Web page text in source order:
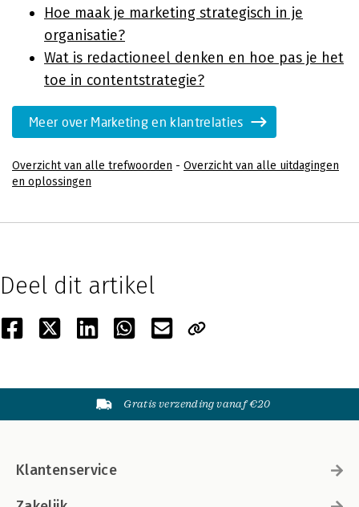
Hoe maak je marketing strategisch in je
organisatie?
Wat is redactioneel denken en hoe pas je het
toe in contentstrategie?
Meer over Marketing en klantrelaties
Overzicht van alle trefwoorden - Overzicht van alle uitdagingen
en oplossingen
Deel dit artikel
Gratis verzending vanaf €20
Klantenservice